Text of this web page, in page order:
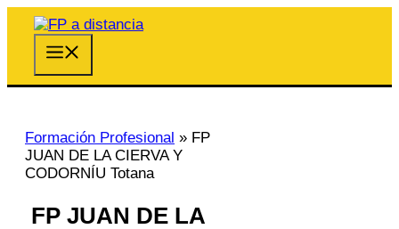
Saltar
contenido
Formación Profesional » FP
JUAN DE LA CIERVA Y
CODORNÍU Totana
FP JUAN DE LA